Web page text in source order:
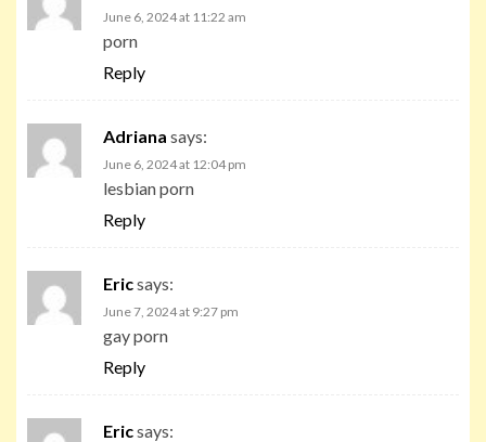
June 6, 2024 at 11:22 am
porn
Reply
Adriana says:
June 6, 2024 at 12:04 pm
lesbian porn
Reply
Ericsays:
June 7, 2024 at 9:27 pm
gay porn
Reply
Ericsays: